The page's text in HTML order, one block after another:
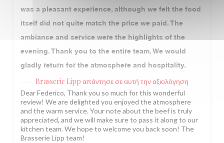
was a pleasant experience, although we felt the food
itself did not quite match the price we paid. The
ambiance and service were the highlights of the
evening. Thank you to the entire team. We would
gladly return for the atmosphere and hospitality.
Brasserie Lipp απάντησε σε αυτή την αξιολόγηση
Dear Federico, Thank you so much for this wonderful
review! We are delighted you enjoyed the atmosphere
and the warm service. Your note about the beef is truly
appreciated, and we will make sure to pass it along to our
kitchen team. We hope to welcome you back soon! The
Brasserie Lipp team!